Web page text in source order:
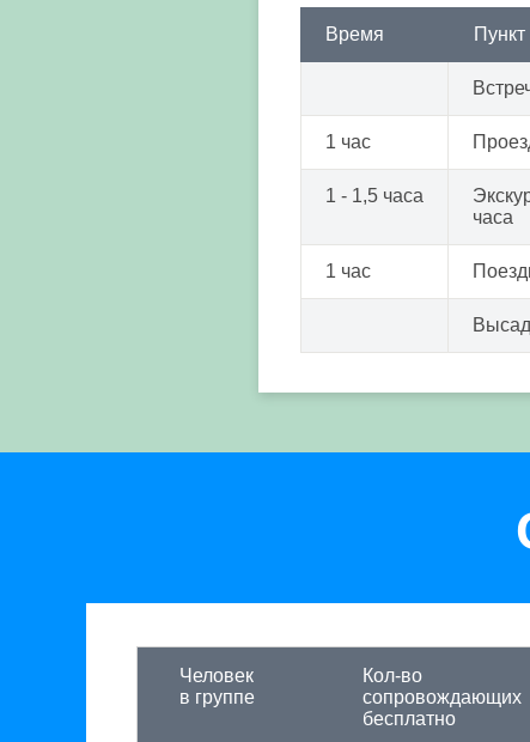
Время
1 час
1 - 1,5 часа
часа
1 час
Человек
в группе
Кол-во
сопровождающих
бесплатно